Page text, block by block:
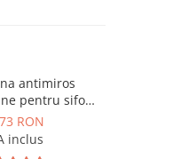
antimiros
pentru sifon
H 24 mm
RON
inclus